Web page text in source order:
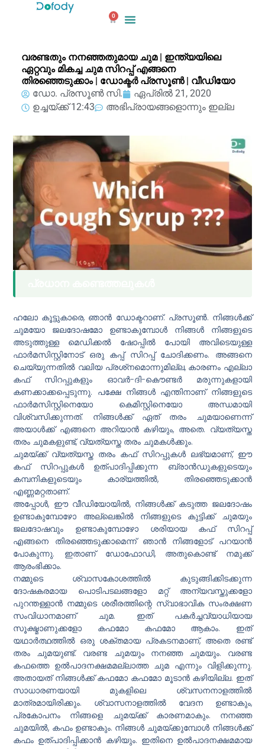
ഉള്ളടക്കത്തിലേക്ക്
0
കാർട്ട്
വരണ്ടതും നനഞ്ഞതുമായ ചുമ | ഇന്ത്യയിലെ
ഏറ്റവും മികച്ച ചുമ സിറപ്പ് എങ്ങനെ
തിരഞ്ഞെടുക്കാം | ഡോക്ടർ പ്രസൂൺ | വീഡിയോ
ഡോ. പ്രസൂൺ സി.
ഏപ്രിൽ 21, 2020
ഉച്ചയ്ക്ക് 12:43
അഭിപ്രായങ്ങളൊന്നും ഇല്ല
ഹലോ കൂട്ടുകാരെ, ഞാൻ ഡോക്ടറാണ്. പ്രസൂൺ. നിങ്ങൾക്ക്
ചുമയോ ജലദോഷമോ ഉണ്ടാകുമ്പോൾ നിങ്ങൾ നിങ്ങളുടെ
അടുത്തുള്ള മെഡിക്കൽ ഷോപ്പിൽ പോയി അവിടെയുള്ള
ഫാർമസിസ്റ്റിനോട് ഒരു കപ്പ് സിറപ്പ് ചോദിക്കണം. അങ്ങനെ
ചെയ്യുന്നതിൽ വലിയ പ്രശ്‌നമൊന്നുമില്ല, കാരണം എല്ലാ
കഫ് സിറപ്പുകളും ഓവർ-ദി-കൌണ്ടർ മരുന്നുകളായി
കണക്കാക്കപ്പെടുന്നു. പക്ഷേ നിങ്ങൾ എന്തിനാണ് നിങ്ങളുടെ
ഫാർമസിസ്റ്റിനെയോ കെമിസ്റ്റിനെയോ അന്ധമായി
വിശ്വസിക്കുന്നത്. നിങ്ങൾക്ക് ഏത് തരം ചുമയാണെന്ന്
അയാൾക്ക് എങ്ങനെ അറിയാൻ കഴിയും, അതെ. വ്യത്യസ്ത
തരം ചുമകളുണ്ട്, വ്യത്യസ്ത തരം ചുമകൾക്കും.
ചുമയ്ക്ക് വ്യത്യസ്ത തരം കഫ് സിറപ്പുകൾ ലഭ്യമാണ്, ഈ
കഫ് സിറപ്പുകൾ ഉത്പാദിപ്പിക്കുന്ന ബ്രാൻഡുകളുടെയും
കമ്പനികളുടെയും കാര്യത്തിൽ, തിരഞ്ഞെടുക്കാൻ
എണ്ണമറ്റതാണ്.
അപ്പോള്‍, ഈ വീഡിയോയില്‍, നിങ്ങള്‍ക്ക് കടുത്ത ജലദോഷം
ഉണ്ടാകുമ്പോഴോ അല്ലെങ്കില്‍ നിങ്ങളുടെ കുട്ടിക്ക് ചുമയും
ജലദോഷവും ഉണ്ടാകുമ്പോഴോ ശരിയായ കഫ് സിറപ്പ്
എങ്ങനെ തിരഞ്ഞെടുക്കാമെന്ന് ഞാന്‍ നിങ്ങളോട് പറയാന്‍
പോകുന്നു. ഇതാണ് ഡോഫോഡി, അതുകൊണ്ട് നമുക്ക്
ആരംഭിക്കാം.
നമ്മുടെ ശ്വാസകോശത്തിൽ കുടുങ്ങിക്കിടക്കുന്ന
ദോഷകരമായ പൊടിപടലങ്ങളോ മറ്റ് അന്യവസ്തുക്കളോ
പുറന്തള്ളാൻ നമ്മുടെ ശരീരത്തിന്റെ സ്വാഭാവിക സംരക്ഷണ
സംവിധാനമാണ് ചുമ. ഇത് പകർച്ചവ്യാധിയായ
സൂക്ഷ്മാണുക്കളോ കഫമോ കഫമോ ആകാം. ഇത്
യഥാർത്ഥത്തിൽ ഒരു ശക്തമായ പ്രകടനമാണ്, അതെ രണ്ട്
തരം ചുമയുണ്ട്. വരണ്ട ചുമയും നനഞ്ഞ ചുമയും. വരണ്ട
കഫത്തെ ഉൽ‌പാദനക്ഷമമല്ലാത്ത ചുമ എന്നും വിളിക്കുന്നു.
അതായത് നിങ്ങൾക്ക് കഫമോ കഫമോ മൂടാൻ കഴിയില്ല. ഇത്
സാധാരണയായി മുകളിലെ ശ്വസനനാളത്തിൽ
മാത്രമായിരിക്കും. ശ്വാസനാളത്തിൽ വേദന ഉണ്ടാകും,
പ്രകോപനം നിങ്ങളെ ചുമയ്ക്ക് കാരണമാകും. നനഞ്ഞ
ചുമയിൽ, കഫം ഉണ്ടാകും. നിങ്ങൾ ചുമയ്ക്കുമ്പോൾ നിങ്ങൾക്ക്
കഫം ഉത്പാദിപ്പിക്കാൻ കഴിയും. ഇതിനെ ഉൽ‌പാദനക്ഷമമായ